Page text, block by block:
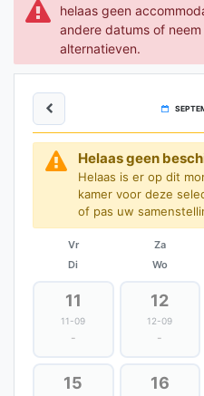
helaas geen
andere datums of neem
alternatieven.
Helaas geen
Helaas is er op dit
kamer voor deze
of pas uw
Vr Za
Di
Wo
11
11-09
-
12
12-09
-
15 16